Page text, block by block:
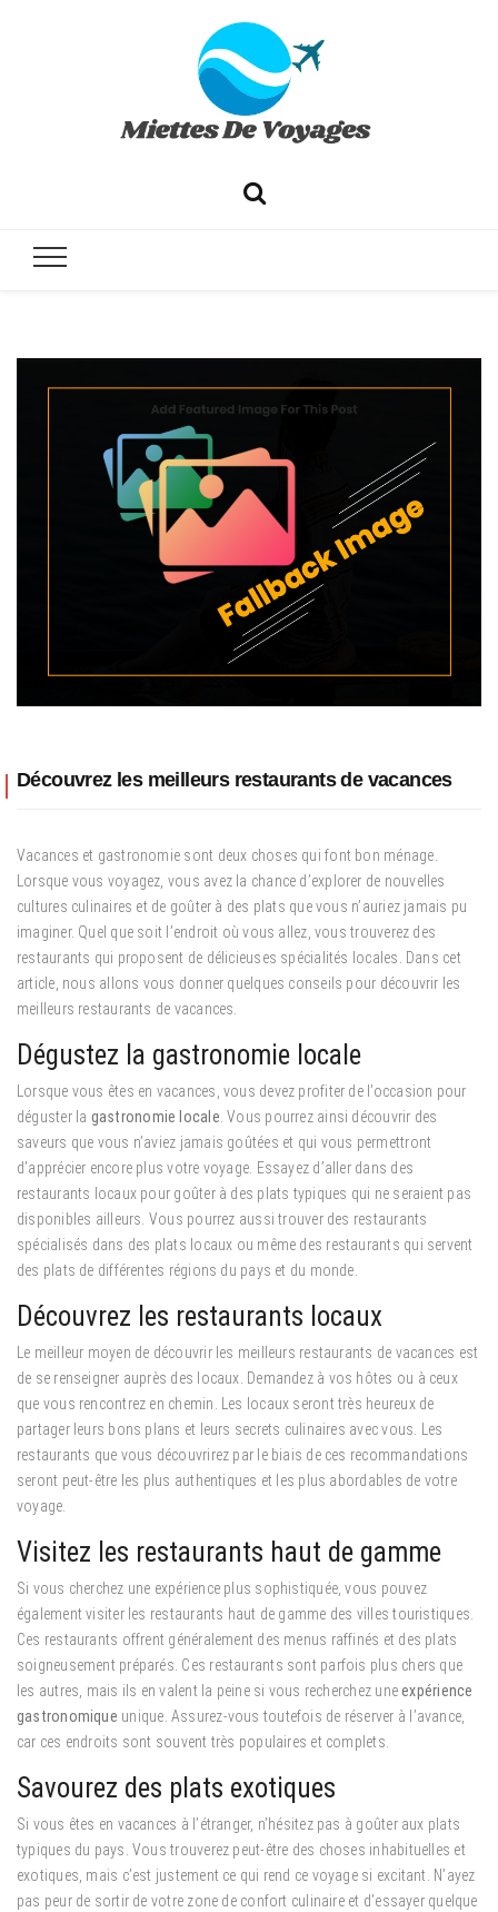
Découvrez les meilleurs restaurants de vacances
Vacances et gastronomie sont deux choses qui font bon ménage.
Lorsque vous voyagez, vous avez la chance d’explorer de nouvelles
cultures culinaires et de goûter à des plats que vous n’auriez jamais pu
imaginer. Quel que soit l’endroit où vous allez, vous trouverez des
restaurants qui proposent de délicieuses spécialités locales. Dans cet
article, nous allons vous donner quelques conseils pour découvrir les
meilleurs restaurants de vacances.
Dégustez la gastronomie locale
Lorsque vous êtes en vacances, vous devez profiter de l’occasion pour
déguster la gastronomie locale . Vous pourrez ainsi découvrir des
saveurs que vous n’aviez jamais goûtées et qui vous permettront
d’apprécier encore plus votre voyage. Essayez d’aller dans des
restaurants locaux pour goûter à des plats typiques qui ne seraient pas
disponibles ailleurs. Vous pourrez aussi trouver des restaurants
spécialisés dans des plats locaux ou même des restaurants qui servent
des plats de différentes régions du pays et du monde.
Découvrez les restaurants locaux
Le meilleur moyen de découvrir les meilleurs restaurants de vacances est
de se renseigner auprès des locaux. Demandez à vos hôtes ou à ceux
que vous rencontrez en chemin. Les locaux seront très heureux de
partager leurs bons plans et leurs secrets culinaires avec vous. Les
restaurants que vous découvrirez par le biais de ces recommandations
seront peut-être les plus authentiques et les plus abordables de votre
voyage.
Visitez les restaurants haut de gamme
Si vous cherchez une expérience plus sophistiquée, vous pouvez
également visiter les restaurants haut de gamme des villes touristiques.
Ces restaurants offrent généralement des menus raffinés et des plats
soigneusement préparés. Ces restaurants sont parfois plus chers que
les autres, mais ils en valent la peine si vous recherchez uneexpérience
gastronomique unique. Assurez-vous toutefois de réserver à l’avance,
car ces endroits sont souvent très populaires et complets.
Savourez des plats exotiques
Si vous êtes en vacances à l’étranger, n’hésitez pas à goûter aux plats
typiques du pays. Vous trouverez peut-être des choses inhabituelles et
exotiques, mais c’est justement ce qui rend ce voyage si excitant. N’ayez
pas peur de sortir de votre zone de confort culinaire et d’essayer quelque